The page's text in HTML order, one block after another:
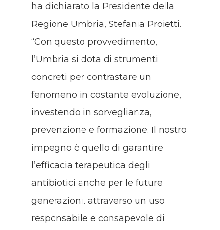
ha dichiarato la Presidente della
Regione Umbria, Stefania Proietti.
“Con questo provvedimento,
l’Umbria si dota di strumenti
concreti per contrastare un
fenomeno in costante evoluzione,
investendo in sorveglianza,
prevenzione e formazione. Il nostro
impegno è quello di garantire
l’efficacia terapeutica degli
antibiotici anche per le future
generazioni, attraverso un uso
responsabile e consapevole di